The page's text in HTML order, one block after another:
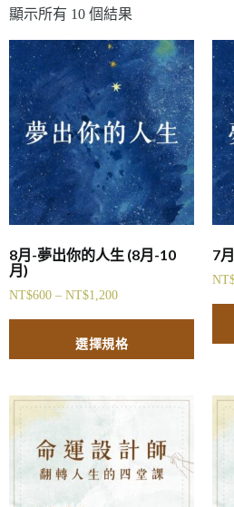
顯示所有 10 個結果
8月-夢出你的人生 (8月-10
月)
NT$600 – NT$1,200
選擇規格
7